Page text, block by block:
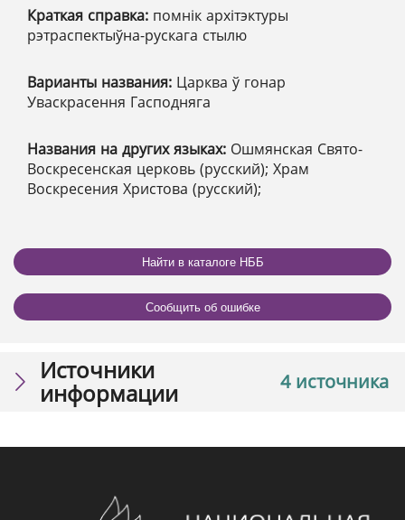
Краткая справка: помнік архітэктуры
рэтраспектыўна-рускага стылю
Варианты названия: Царква ў гонар
Уваскрасення Гасподняга
Названия на других языках: Ошмянская Свято-
Воскресенская церковь (русский); Храм
Воскресения Христова (русский);
Найти в каталоге НББ
Сообщить об ошибке
4 источника
Источники
информации